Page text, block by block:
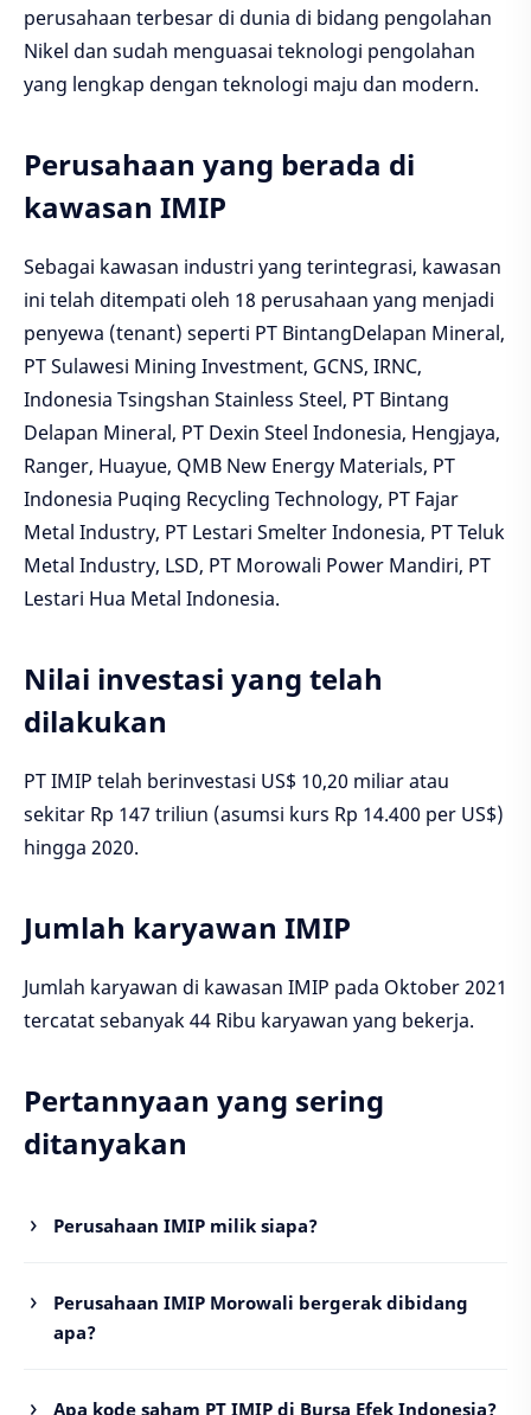
perusahaan terbesar di dunia di bidang pengolahan
Nikel dan sudah menguasai teknologi pengolahan
yang lengkap dengan teknologi maju dan modern.
Perusahaan yang berada di
kawasan IMIP
Sebagai kawasan industri yang terintegrasi, kawasan
ini telah ditempati oleh 18 perusahaan yang menjadi
penyewa (tenant) seperti PT BintangDelapan Mineral,
PT Sulawesi Mining Investment, GCNS, IRNC,
Indonesia Tsingshan Stainless Steel, PT Bintang
Delapan Mineral, PT Dexin Steel Indonesia, Hengjaya,
Ranger, Huayue, QMB New Energy Materials, PT
Indonesia Puqing Recycling Technology, PT Fajar
Metal Industry, PT Lestari Smelter Indonesia, PT Teluk
Metal Industry, LSD, PT Morowali Power Mandiri, PT
Lestari Hua Metal Indonesia.
Nilai investasi yang telah
dilakukan
PT IMIP telah berinvestasi US$ 10,20 miliar atau
sekitar Rp 147 triliun (asumsi kurs Rp 14.400 per US$)
hingga 2020.
Jumlah karyawan IMIP
Jumlah karyawan di kawasan IMIP pada Oktober 2021
tercatat sebanyak 44 Ribu karyawan yang bekerja.
Pertannyaan yang sering
ditanyakan
Perusahaan IMIP milik siapa?
Perusahaan IMIP Morowali bergerak dibidang
apa?
Apa kode saham PT IMIP di Bursa Efek Indonesia?